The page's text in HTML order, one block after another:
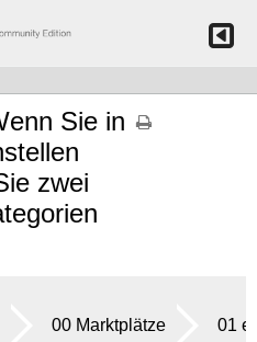
Sie in
zwei
00 Marktplätze 01